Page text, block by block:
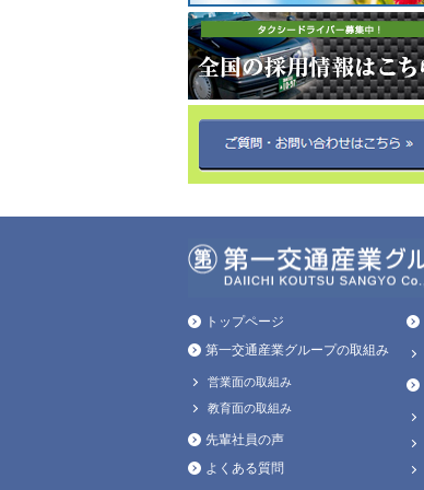
トップページ
第一交通産業グループの取組み
営業面の取組み
教育面の取組み
先輩社員の声
よくある質問